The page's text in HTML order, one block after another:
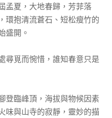
孟夏，大地春歸，芳菲落
環抱清流蒼石、短松瘦竹的
盛開。
尋覓而惋惜，誰知春意只是
登臨峰頂，海拔與物候因素
味與山寺的寂靜，靈妙的描